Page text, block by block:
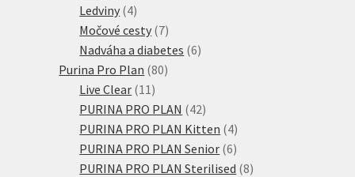
produkty
Ledviny 44
produkty
Močové cesty 77
produktů
Nadváha a diabetes 66
Purina Pro Plan 8080
Live Clear 11 11
produktů
PURINA PRO PLAN 4242
produktů
PURINA PRO PLAN Kitten 44
produkty
PURINA PRO PLAN Senior 66
produktů
PURINA PRO PLAN Sterilised 88